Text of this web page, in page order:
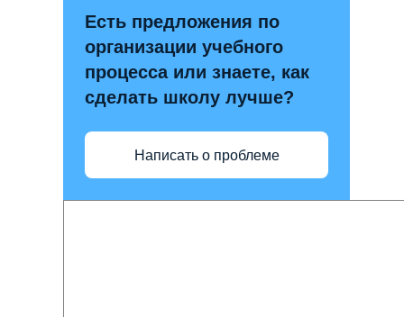
Есть предложения по
организации учебного
процесса или знаете, как
сделать школу лучше?
Написать о проблеме